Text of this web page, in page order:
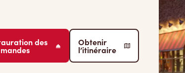
des Obtenir
l’itinéraire